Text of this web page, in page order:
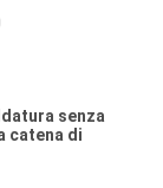
senza
catena di